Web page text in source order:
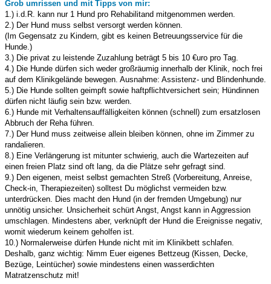
Grob umrissen und mit Tipps von mir:
1.) i.d.R. kann nur 1 Hund pro Rehabilitand mitgenommen werden.
2.) Der Hund muss selbst versorgt werden können.
(Im Gegensatz zu Kindern, gibt es keinen Betreuungsservice für die
Hunde.)
3.) Die privat zu leistende Zuzahlung beträgt 5 bis 10 €uro pro Tag.
4.) Die Hunde dürfen sich weder großräumig innerhalb der Klinik, noch frei
auf dem Klinikgelände bewegen. Ausnahme: Assistenz- und Blindenhunde.
5.) Die Hunde sollten geimpft sowie haftpflichtversichert sein; Hündinnen
dürfen nicht läufig sein bzw. werden.
6.) Hunde mit Verhaltensauffälligkeiten können (schnell) zum ersatzlosen
Abbruch der Reha führen.
7.) Der Hund muss zeitweise allein bleiben können, ohne im Zimmer zu
randalieren.
8.) Eine Verlängerung ist mitunter schwierig, auch die Wartezeiten auf
einen freien Platz sind oft lang, da die Plätze sehr gefragt sind.
9.) Den eigenen, meist selbst gemachten Streß (Vorbereitung, Anreise,
Check-in, Therapiezeiten) solltest Du möglichst vermeiden bzw.
unterdrücken. Dies macht den Hund (in der fremden Umgebung) nur
unnötig unsicher. Unsicherheit schürt Angst, Angst kann in Aggression
umschlagen. Mindestens aber, verknüpft der Hund die Ereignisse negativ,
womit wiederum keinem geholfen ist.
10.) Normalerweise dürfen Hunde nicht mit im Klinikbett schlafen.
Deshalb, ganz wichtig: Nimm Euer eigenes Bettzeug (Kissen, Decke,
Bezüge, Leintücher) sowie mindestens einen wasserdichten
Matratzenschutz mit!